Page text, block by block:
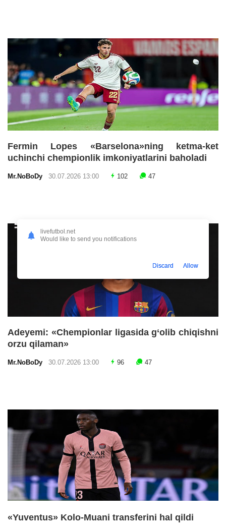
Fermin Lopes «Barselona»ning ketma-ket
uchinchi chempionlik imkoniyatlarini baholadi
Mr.NoBoDy 30.07.2026 13:00 102 47
Adeyemi: «Chempionlar ligasida g‘olib chiqishni
orzu qilaman»
Mr.NoBoDy 30.07.2026 13:00 96 47
«Yuventus» Kolo-Muani transferini hal qildi
livefutbol.net
Would like to send you notifications
Discard Allow